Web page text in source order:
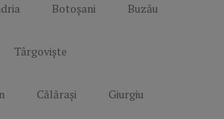
Botoșani Buzău
Târgoviște
Călărași Giurgiu